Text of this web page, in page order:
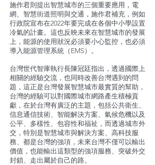
施作君則提出智慧城市的三個重要應用，電
網、智慧街道照明與交通，施作君補充，例如
行政院宣布在2022年要完成在各個中小學設置
冷氣的計畫。這也反映未來在智慧城市的發展
上，能源的使用狀況必須要小心監控，也必須
導入能源管理系統（EMS）。
台灣世代智庫執行長陳冠廷指出，透過國際上
相關的經驗交流，也同時改善台灣遇到的問
題，這正是台灣發展智慧城市最實質的幫助，
台灣的經驗可以對國際城市網路產生積極貢
獻，在於台灣有廣泛的主題，包括公共衛生、
信息通信技術、智能解決方案、氣候危機以及
公平、多樣性、包容性和福祉，而透過城市外
交，特別是智慧城市與解決方案、高科技服
務、都是台灣的強項，未來台灣不僅可以輸出
價值，也能輸出這類型的強項服務、突破外交
封鎖、走出屬於自己的路。